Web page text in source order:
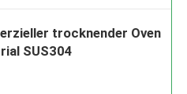
trocknender Oven
SUS304